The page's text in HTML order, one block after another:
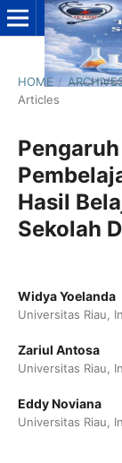
HOME /
Articles
Hasil
Sekolah
Widya Yoelanda
Universitas Riau,
Zariul Antosa
Universitas Riau,
Eddy Noviana
Universitas Riau,